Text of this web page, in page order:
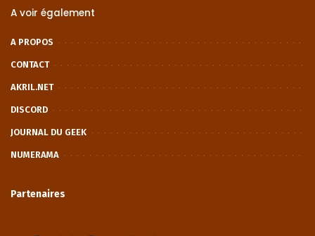
A voir également
A PROPOS
CONTACT
AKRIL.NET
DISCORD
JOURNAL DU GEEK
NUMERAMA
Partenaires